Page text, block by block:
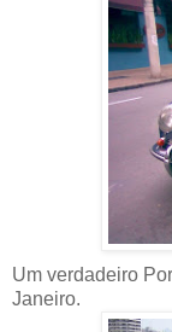
Um verdadeiro
Janeiro.